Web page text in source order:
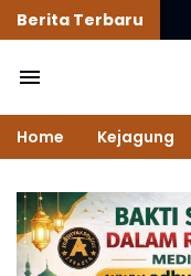
Berita Terbaru
Home Kejagung